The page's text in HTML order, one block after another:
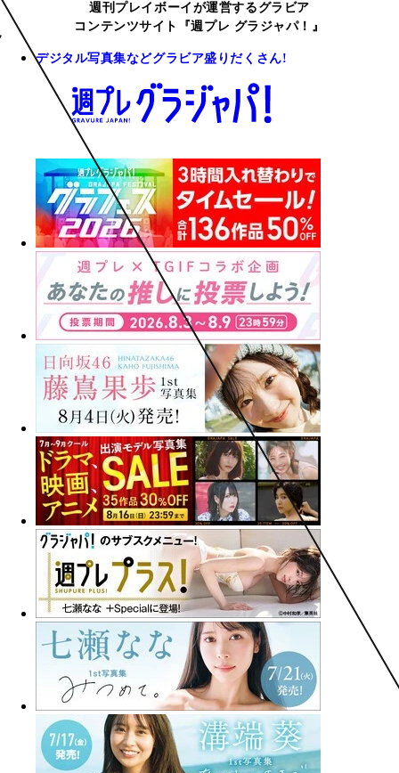
週刊プレイボーイが運営するグラビア
コンテンツサイト『週プレ グラジャパ！』
デジタル写真集などグラビア盛りだくさん!